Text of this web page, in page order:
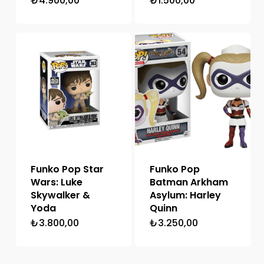
Funko Pop Star
Wars: Luke
Skywalker &
Yoda
₺3.800,00
Funko Pop
Batman Arkham
Asylum: Harley
Quinn
₺3.250,00